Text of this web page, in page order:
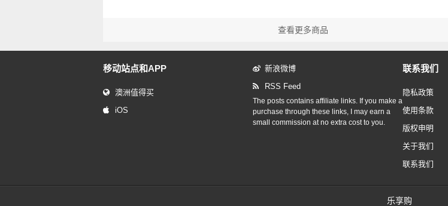
查看更多商品
移动站点和APP
澳洲值得买
iOS
新浪微博
RSS Feed
The posts contains affiliate links. If you make a
purchase through these links, I may earn a
small commission at no extra cost to you.
联系我们
隐私政策
使用条款
版权申明
关于我们
联系我们
乐享购